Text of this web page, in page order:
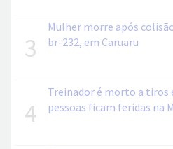
3
Mulher morre após
br-232, em Caruaru
4
Treinador é morto a tiros
pessoas ficam feridas na